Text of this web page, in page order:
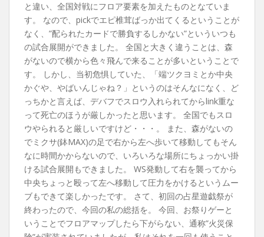
と違い、全国対戦にフロア要素を加えたものとなていま
す。 なので、pickでエピ椎茸ばっか出てくるということが
なく、”配られたカードで勝負するしかない”といういつも
の試合展開ができました。 全国と大きく違うことは、森
がないので横から色々飛んで来ることが多いということで
す。 しかし、当初危惧していた、「端ツクヨミとか中央
かぐや、やばいんじゃね？」というのはそんなになく、ど
っちかと言えば、デバフでスロウ入れられてからlink重な
って死亡のほうが厳しかったと思います。 全国でもスロ
ウやられると厳しいですけど・・・。 また、森がないの
でミクサ(鉢MAX)の足で右から左へ歩いて移動してもそん
なに時間かからないので、いろいろな場所にちょっかい掛
ける試合展開もできました。 WS発動して右を襲ってから
中央ちょっと殴って左へ移動して圧力をかけるというムー
ブもできて楽しかったです。 さて、初回の占星遊戯祭が
終わったので、今回の私の総括を。 今回、お祭りゲーと
いうことでフロアマップしたら下がらない、通称”火災保